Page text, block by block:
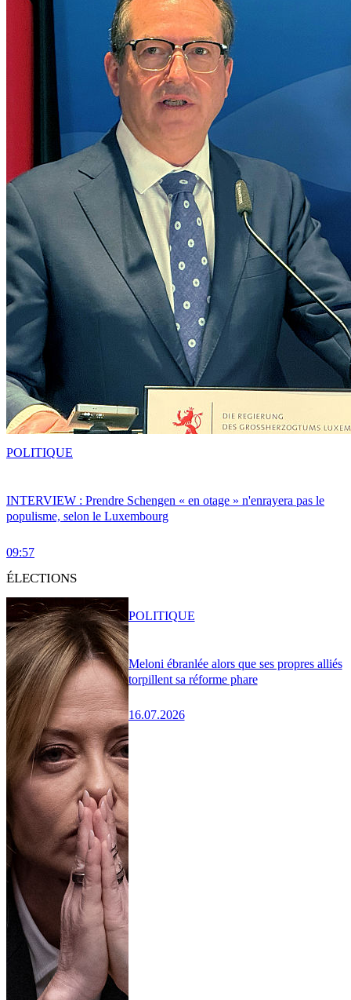
INTERVIEW : Prendre Schengen « en otage » n'enrayera pas le
populisme, selon le Luxembourg
09:57
POLITIQUE
ÉLECTIONS
Meloni ébranlée alors que ses propres alliés
torpillent sa réforme phare
16.07.2026
POLITIQUE